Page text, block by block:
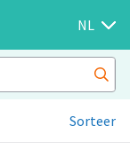
NL
Sorteer